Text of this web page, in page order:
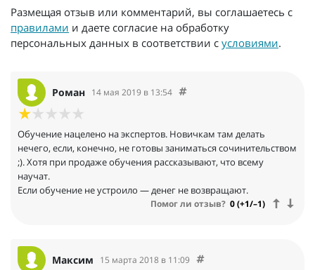
Размещая отзыв или комментарий, вы соглашаетесь с
правилами и даете согласие на обработку
персональных данных в соответствии с условиями.
Роман 14 мая 2019 в 13:54
Обучение нацелено на экспертов. Новичкам там делать
нечего, если, конечно, не готовы заниматься сочинительством
;). Хотя при продаже обучения рассказывают, что всему
научат.
Если обучение не устроило — денег не возвращают.
Помог ли отзыв? 0 (+1/–1)
Максим 15 марта 2018 в 11:09